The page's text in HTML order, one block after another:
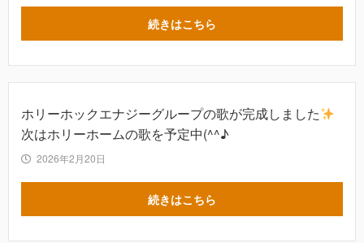
続きはこちら
ホリーホックエナジーグループの歌が完成しました
次はホリーホームの歌を予定中(^^♪
2026年2月20日
続きはこちら